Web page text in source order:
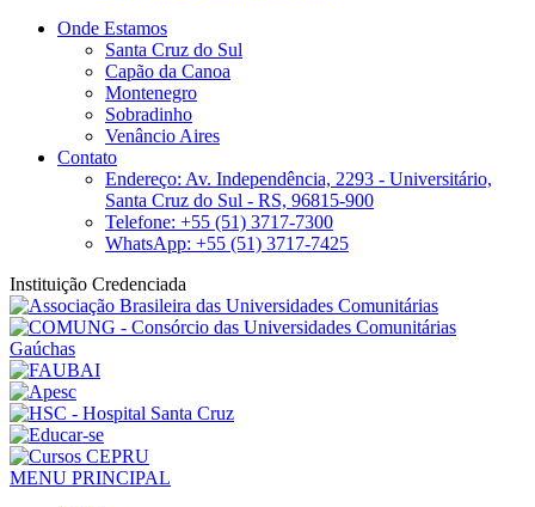
Onde Estamos
Santa Cruz do Sul
Capão da Canoa
Montenegro
Sobradinho
Venâncio Aires
Contato
Endereço: Av. Independência, 2293 - Universitário,
Santa Cruz do Sul - RS, 96815-900
Telefone: +55 (51) 3717-7300
WhatsApp: +55 (51) 3717-7425
Instituição Credenciada
MENU PRINCIPAL